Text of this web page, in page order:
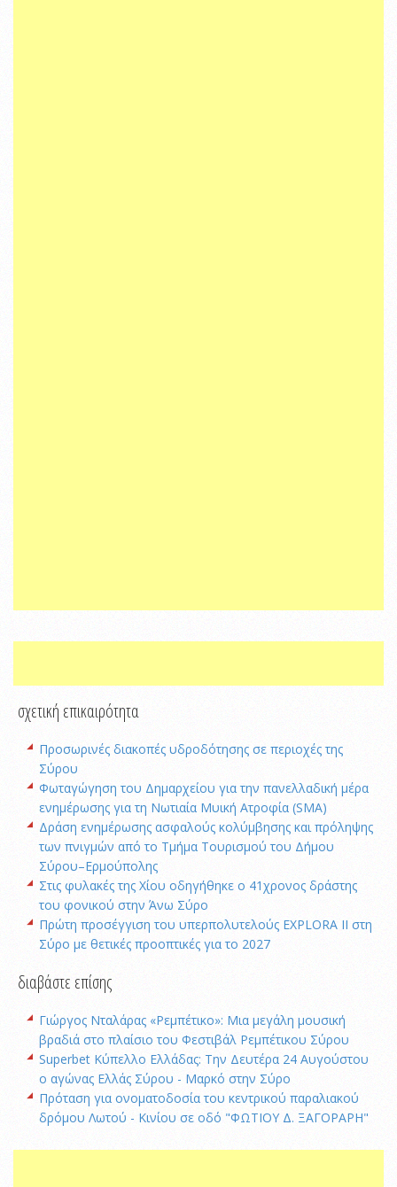
σχετική επικαιρότητα
Προσωρινές διακοπές υδροδότησης σε περιοχές της
Σύρου
Φωταγώγηση του Δημαρχείου για την πανελλαδική μέρα
ενημέρωσης για τη Νωτιαία Μυική Ατροφία (SMA)
Δράση ενημέρωσης ασφαλούς κολύμβησης και πρόληψης
των πνιγμών από το Τμήμα Τουρισμού του Δήμου
Σύρου–Ερμούπολης
Στις φυλακές της Χίου οδηγήθηκε ο 41χρονος δράστης
του φονικού στην Άνω Σύρο
Πρώτη προσέγγιση του υπερπολυτελούς EXPLORA II στη
Σύρο με θετικές προοπτικές για το 2027
διαβάστε επίσης
Γιώργος Νταλάρας «Ρεμπέτικο»: Μια μεγάλη μουσική
βραδιά στο πλαίσιο του Φεστιβάλ Ρεμπέτικου Σύρου
Superbet Κύπελλο Ελλάδας: Την Δευτέρα 24 Αυγούστου
ο αγώνας Ελλάς Σύρου - Μαρκό στην Σύρο
Πρόταση για ονοματοδοσία του κεντρικού παραλιακού
δρόμου Λωτού - Κινίου σε οδό "ΦΩΤΙΟΥ Δ. ΞΑΓΟΡΑΡΗ"